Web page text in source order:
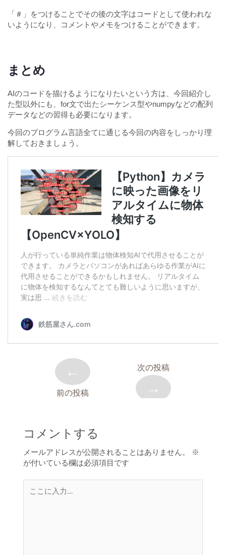
「＃」をつけることでその後の文字はコードとして使われな
いようになり、コメントやメモをつけることができます。
まとめ
AIのコードを描けるようになりたいという方は、今回紹介し
た型以外にも、for文で出たシーケンス型やnumpyなどの配列
データなどの習得も必要になります。
今回のプログラム言語全てに通じる今回の内容をしっかり理
解しておきましょう。
←
前の投稿
次の投稿
→
コメントする
メールアドレスが公開されることはありません。
※
が付いている欄は必須項目です